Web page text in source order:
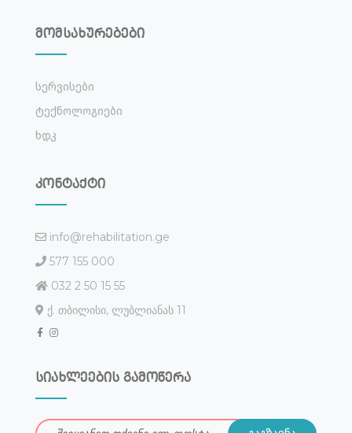
მომსახურებები
Სერვისები
Ტექნოლოგიები
Ხდკ
კონტაქტი
info@rehabilitation.ge
577 155 000
032 2 50 15 55
ქ. თბილისი, ლუბლიანას 11
სიახლეების გამოწერა